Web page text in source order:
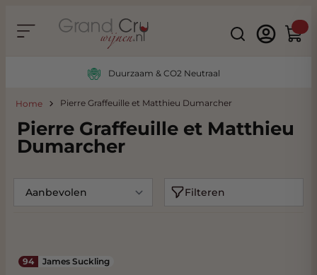
Search
Duurzaam & CO2 Neutraal
Home Pierre Graffeuille et Matthieu Dumarcher
Pierre Graffeuille et Matthieu
Dumarcher
Filteren
94 James Suckling